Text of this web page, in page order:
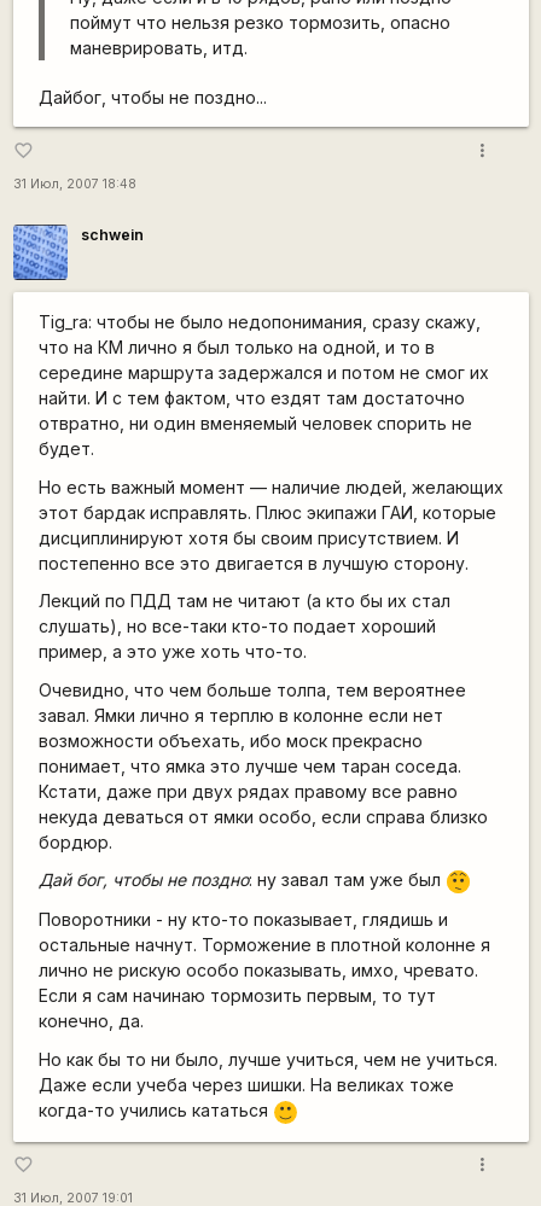
поймут что нельзя резко тормозить, опасно
маневрировать, итд.
Дайбог, чтобы не поздно...
favorite_border
31 Июл, 2007 18:48
more_vert
schwein
Tig_ra: чтобы не было недопонимания, сразу скажу,
что на КМ лично я был только на одной, и то в
середине маршрута задержался и потом не смог их
найти. И с тем фактом, что ездят там достаточно
отвратно, ни один вменяемый человек спорить не
будет.
Но есть важный момент — наличие людей, желающих
этот бардак исправлять. Плюс экипажи ГАИ, которые
дисциплинируют хотя бы своим присутствием. И
постепенно все это двигается в лучшую сторону.
Лекций по ПДД там не читают (а кто бы их стал
слушать), но все-таки кто-то подает хороший
пример, а это уже хоть что-то.
Очевидно, что чем больше толпа, тем вероятнее
завал. Ямки лично я терплю в колонне если нет
возможности объехать, ибо моск прекрасно
понимает, что ямка это лучше чем таран соседа.
Кстати, даже при двух рядах правому все равно
некуда деваться от ямки особо, если справа близко
бордюр.
Дай бог, чтобы не поздно: ну завал там уже был :-/
Поворотники - ну кто-то показывает, глядишь и
остальные начнут. Торможение в плотной колонне я
лично не рискую особо показывать, имхо, чревато.
Если я сам начинаю тормозить первым, то тут
конечно, да.
Но как бы то ни было, лучше учиться, чем не учиться.
Даже если учеба через шишки. На великах тоже
когда-то учились кататься
:)
favorite_border
31 Июл, 2007 19:01
more_vert